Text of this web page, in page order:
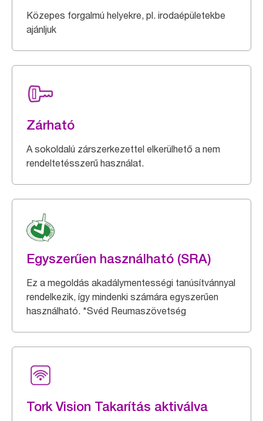
Közepes forgalmú helyekre, pl. irodaépületekbe
ajánljuk
Zárható
A sokoldalú zárszerkezettel elkerülhető a nem
rendeltetésszerű használat.
Egyszerűen használható (SRA)
Ez a megoldás akadálymentességi tanúsítvánnyal
rendelkezik, így mindenki számára egyszerűen
használható. *Svéd Reumaszövetség
Tork Vision Takarítás aktiválva